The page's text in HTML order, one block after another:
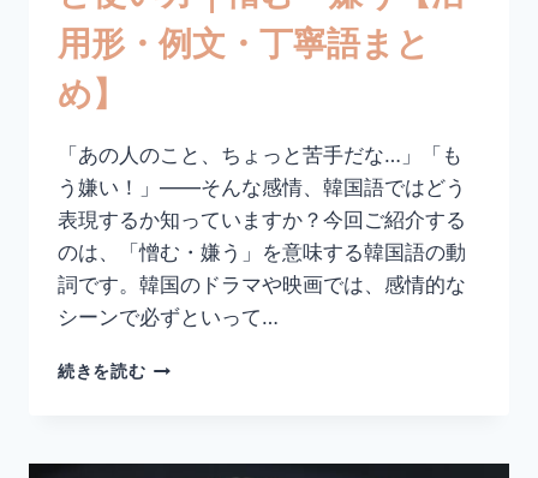
は？
用形・例文・丁寧語まと
め】
「あの人のこと、ちょっと苦手だな…」「も
う嫌い！」——そんな感情、韓国語ではどう
表現するか知っていますか？今回ご紹介する
のは、「憎む・嫌う」を意味する韓国語の動
詞です。韓国のドラマや映画では、感情的な
シーンで必ずといって…
続きを読む韓
워